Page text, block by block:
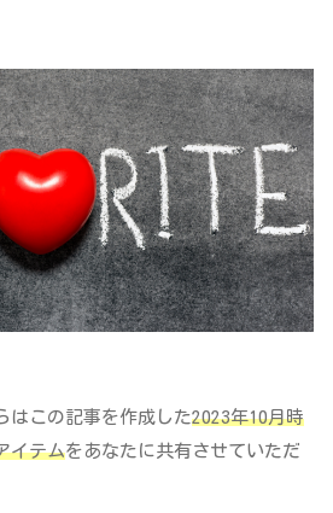
はこの記事を作成した2023年10月時
イテムをあなたに共有させていただ